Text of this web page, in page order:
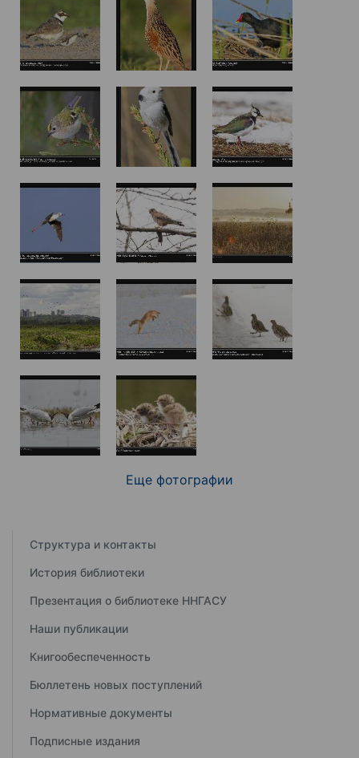
Еще фотографии
Структура и контакты
История библиотеки
Презентация о библиотеке ННГАСУ
Наши публикации
Книгообеспеченность
Бюллетень новых поступлений
Нормативные документы
Подписные издания